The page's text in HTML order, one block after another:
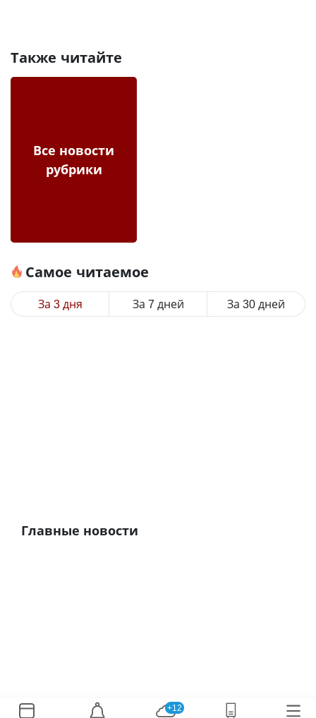
Также читайте
Все новости
рубрики
Самое читаемое
За 3 дня За 7 дней За 30 дней
Главные новости
+12